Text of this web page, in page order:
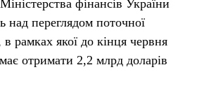
фінансів України
переглядом поточної
рамках якої до кінця червня
отримати 2,2 млрд доларів